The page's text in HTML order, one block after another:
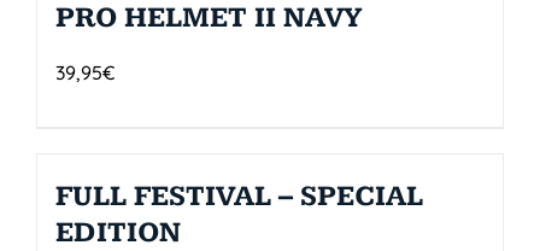
PRO HELMET II NAVY
39,95€
FULL FESTIVAL – SPECIAL
EDITION